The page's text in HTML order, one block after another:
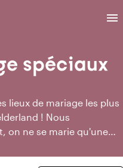
menu
spéciaux
lieux de mariage les plus
! Nous
on ne se marie qu'une
d'inspiration, vous savez